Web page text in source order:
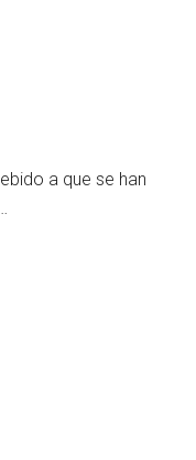
a que se han